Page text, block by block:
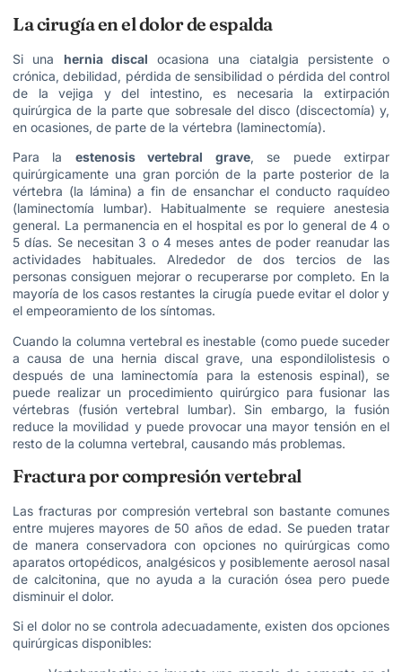
La cirugía en el dolor de espalda
Si una hernia discal ocasiona una ciatalgia persistente o
crónica, debilidad, pérdida de sensibilidad o pérdida del control
de la vejiga y del intestino, es necesaria la extirpación
quirúrgica de la parte que sobresale del disco (discectomía) y,
en ocasiones, de parte de la vértebra (laminectomía).
Para la estenosis vertebral grave, se puede extirpar
quirúrgicamente una gran porción de la parte posterior de la
vértebra (la lámina) a fin de ensanchar el conducto raquídeo
(laminectomía lumbar). Habitualmente se requiere anestesia
general. La permanencia en el hospital es por lo general de 4 o
5 días. Se necesitan 3 o 4 meses antes de poder reanudar las
actividades habituales. Alrededor de dos tercios de las
personas consiguen mejorar o recuperarse por completo. En la
mayoría de los casos restantes la cirugía puede evitar el dolor y
el empeoramiento de los síntomas.
Cuando la columna vertebral es inestable (como puede suceder
a causa de una hernia discal grave, una espondilolistesis o
después de una laminectomía para la estenosis espinal), se
puede realizar un procedimiento quirúrgico para fusionar las
vértebras (fusión vertebral lumbar). Sin embargo, la fusión
reduce la movilidad y puede provocar una mayor tensión en el
resto de la columna vertebral, causando más problemas.
Fractura por compresión vertebral
Las fracturas por compresión vertebral son bastante comunes
entre mujeres mayores de 50 años de edad. Se pueden tratar
de manera conservadora con opciones no quirúrgicas como
aparatos ortopédicos, analgésicos y posiblemente aerosol nasal
de calcitonina, que no ayuda a la curación ósea pero puede
disminuir el dolor.
Si el dolor no se controla adecuadamente, existen dos opciones
quirúrgicas disponibles: